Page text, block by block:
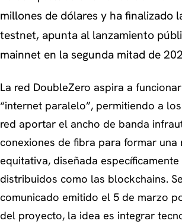
millones de dólares y ha finalizado
testnet, apunta al lanzamiento
mainnet en la segunda mitad de
La red DoubleZero aspira a
“internet paralelo”, permitiendo a
red aportar el ancho de banda
conexiones de fibra para formar una
equitativa, diseñada
distribuidos como las blockchains.
comunicado emitido el 5 de marzo
del proyecto, la idea es integrar